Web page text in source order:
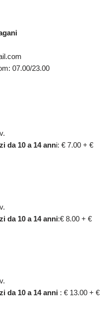
07.00/23.00
da 10 a 14 anni: € 7.00 + €
da 10 a 14 anni:€ 8.00 + €
da 10 a 14 anni : € 13.00 + €